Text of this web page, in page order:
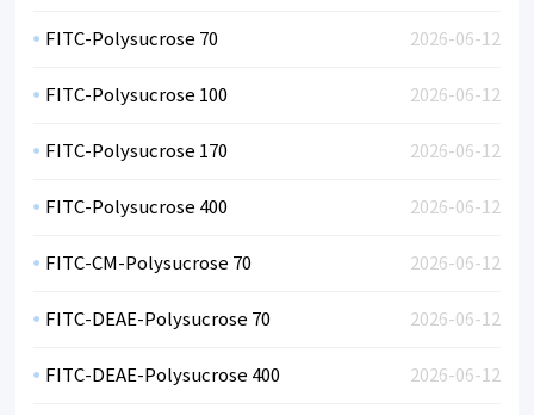
2026-06-12
FITC-Polysucrose 70
2026-06-12
FITC-Polysucrose 100
2026-06-12
FITC-Polysucrose 170
2026-06-12
FITC-Polysucrose 400
2026-06-12
FITC-CM-Polysucrose 70
2026-06-12
FITC-DEAE-Polysucrose 70
2026-06-12
FITC-DEAE-Polysucrose 400